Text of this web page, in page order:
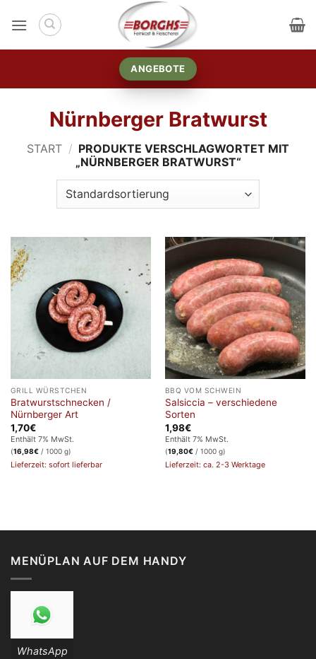
Inhalt
ANGEBOTE
Nürnberger Bratwurst
START / PRODUKTE VERSCHLAGWORTET MIT
„NÜRNBERGER BRATWURST“
GRILL WÜRSTCHEN
Bratwurstschnecken /
Nürnberger Art
1,70€
Enthält 7% MwSt.
(16,98€/ 1000 g)
Lieferzeit: sofort lieferbar
BBQ VOM SCHWEIN
Salsiccia – verschiedene
Sorten
1,98€
Enthält 7% MwSt.
(19,80€/ 1000 g)
Lieferzeit: ca. 2-3 Werktage
MENÜPLAN AUF DEM HANDY
WhatsApp